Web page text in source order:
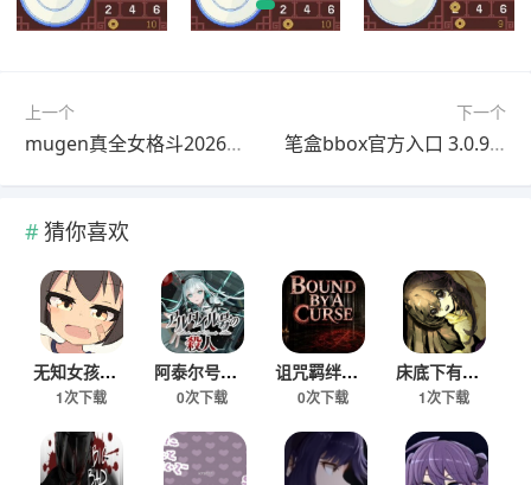
上一个
mugen真全女格斗2026正式版
下一个
笔盒bbox官方入口 3.0.9.1 最新版
猜你喜欢
无知女孩健康检查游戏免费版
1次下载
阿泰尔号疑案安卓移植版
0次下载
诅咒羁绊手游下载免费版
0次下载
床底下有罐钱手机版下载
1次下载